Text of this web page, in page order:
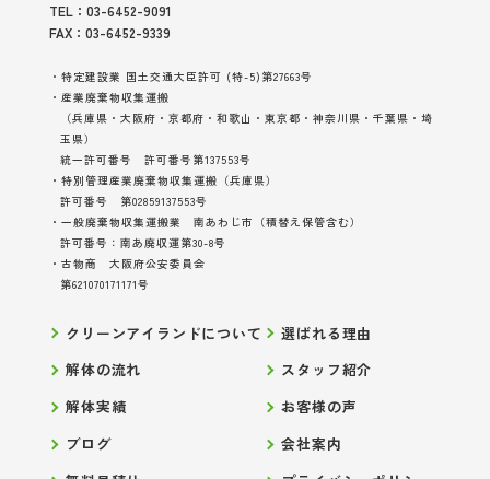
TEL：03-6452-9091
FAX：03-6452-9339
・特定建設業 国土交通大臣許可 (特-5)第27663号
・産業廃棄物収集運搬
（兵庫県・大阪府・京都府・和歌山・東京都・神奈川県・千葉県・埼
玉県）
統一許可番号 許可番号第137553号
・特別管理産業廃棄物収集運搬（兵庫県）
許可番号 第02859137553号
・一般廃棄物収集運搬業 南あわじ市（積替え保管含む）
許可番号：南あ廃収運第30-8号
・古物商 大阪府公安委員会
第621070171171号
クリーンアイランドについて
選ばれる理由
解体の流れ
スタッフ紹介
解体実績
お客様の声
ブログ
会社案内